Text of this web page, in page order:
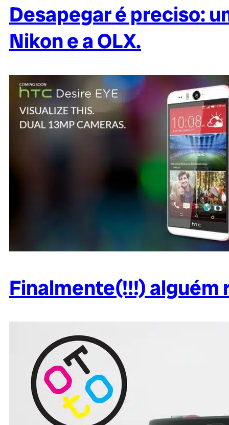
Desapegar é preciso:
Nikon e a OLX.
Finalmente(!!!) alguém